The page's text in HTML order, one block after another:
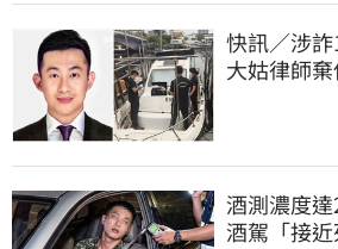
快訊／涉
大姑律師
酒測濃度
酒駕「接